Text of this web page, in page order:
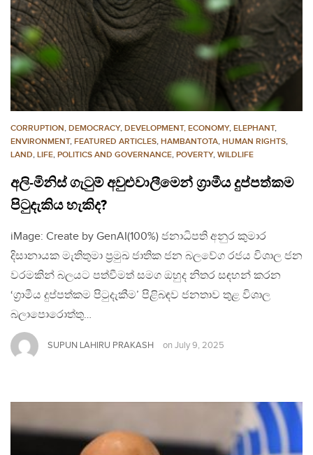
CORRUPTION, DEMOCRACY, DEVELOPMENT, ECONOMY, ELEPHANT,
ENVIRONMENT, FEATURED ARTICLES, HAMBANTOTA, HUMAN RIGHTS,
LAND, LIFE, POLITICS AND GOVERNANCE, POVERTY, WILDLIFE
අලි-මිනිස් ගැටුම් අවුළුවාලීමෙන් ග්‍රාමීය දුප්පත්කම
පිටුදැකිය හැකිද?
iMage: Create by GenAI(100%) ජනාධිපති අනුර කුමාර
දිසානායක මැතිතුමා ප්‍රමුඛ ජාතික ජන බලවේග රජය විශාල ජන
වරමකින් බලයට පත්වීමත් සමග ඔහුද නිතර සඳහන් කරන
‘ග්‍රාමීය දුප්පත්කම පිටුදැකීම’ පිළිබඳව ජනතාව තුළ විශාල
බලාපොරොත්තු…
SUPUN LAHIRU PRAKASH on July 9, 2025